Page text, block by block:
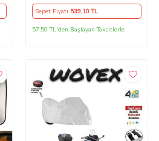
(Güvenlik Kilidi ve Bağlantı
Tokalı)
Sepet Fiyatı 539,10 TL
57,50 TL'den Başlayan Taksitlerle